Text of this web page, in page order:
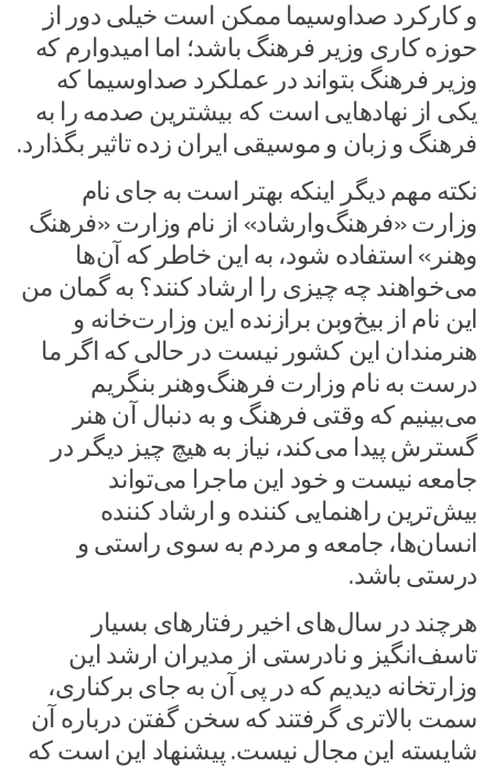
و کارکرد صداوسیما ممکن است خیلی دور از
حوزه کاری وزیر فرهنگ باشد؛ اما امیدوارم که
وزیر فرهنگ بتواند در عملکرد صداوسیما که
یکی از نهادهایی است که بیشترین صدمه را به
فرهنگ و زبان و موسیقی ایران زده تاثیر بگذارد.
نکته مهم دیگر اینکه بهتر است به جای نام
وزارت «فرهنگ‌وارشاد» از نام وزارت «فرهنگ‌
وهنر» استفاده شود، به این خاطر که آن‌ها
می‌خواهند چه چیزی را ارشاد کنند؟ به گمان من
این نام از بیخ‌وبن برازنده این وزارت‌خانه و
هنرمندان این کشور نیست در حالی که اگر ما
درست به نام وزارت فرهنگ‌وهنر بنگریم
می‌بینیم که وقتی فرهنگ و به دنبال آن هنر
گسترش پیدا می‌کند، نیاز به هیچ چیز دیگر در
جامعه نیست و خود این ماجرا می‌تواند
بیش‌ترین راهنمایی کننده و ارشاد کننده
انسان‌ها، جامعه و مردم به سوی راستی و
درستی باشد.
هرچند در سال‌های اخیر رفتارهای بسیار
تاسف‌انگیز و نادرستی از مدیران ارشد این
وزارتخانه دیدیم که در پی آن به جای برکناری،
سمت بالاتری گرفتند که سخن گفتن درباره آن
شایسته این مجال نیست. پیشنهاد این است که